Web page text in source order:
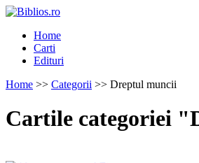
Home
Carti
Edituri
Home >> Categorii >> Dreptul muncii
Cartile categoriei